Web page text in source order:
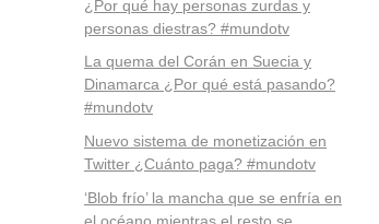
¿Por qué hay personas zurdas y
personas diestras? #mundotv
La quema del Corán en Suecia y
Dinamarca ¿Por qué está pasando?
#mundotv
Nuevo sistema de monetización en
Twitter ¿Cuánto paga? #mundotv
‘Blob frío’ la mancha que se enfría en